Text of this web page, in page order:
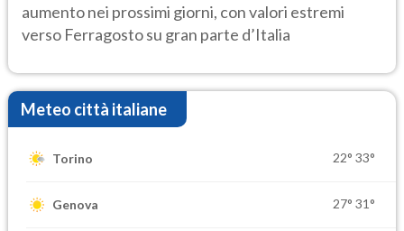
aumento nei prossimi giorni, con valori estremi
verso Ferragosto su gran parte d’Italia
Meteo città italiane
Torino 22° 33°
Genova 27° 31°